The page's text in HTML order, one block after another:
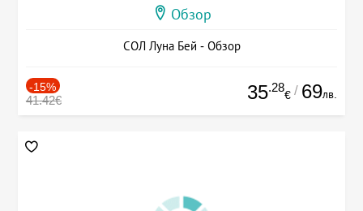
Обзор
СОЛ Луна Бей - Обзор
-15%
41.42€ 35.28
€ / 69лв.